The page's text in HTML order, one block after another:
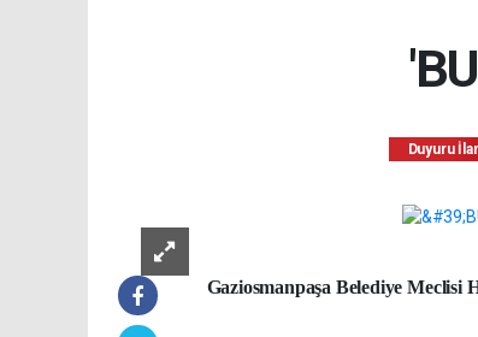
Duyuru
Gaziosmanpaşa Belediye Meclisi